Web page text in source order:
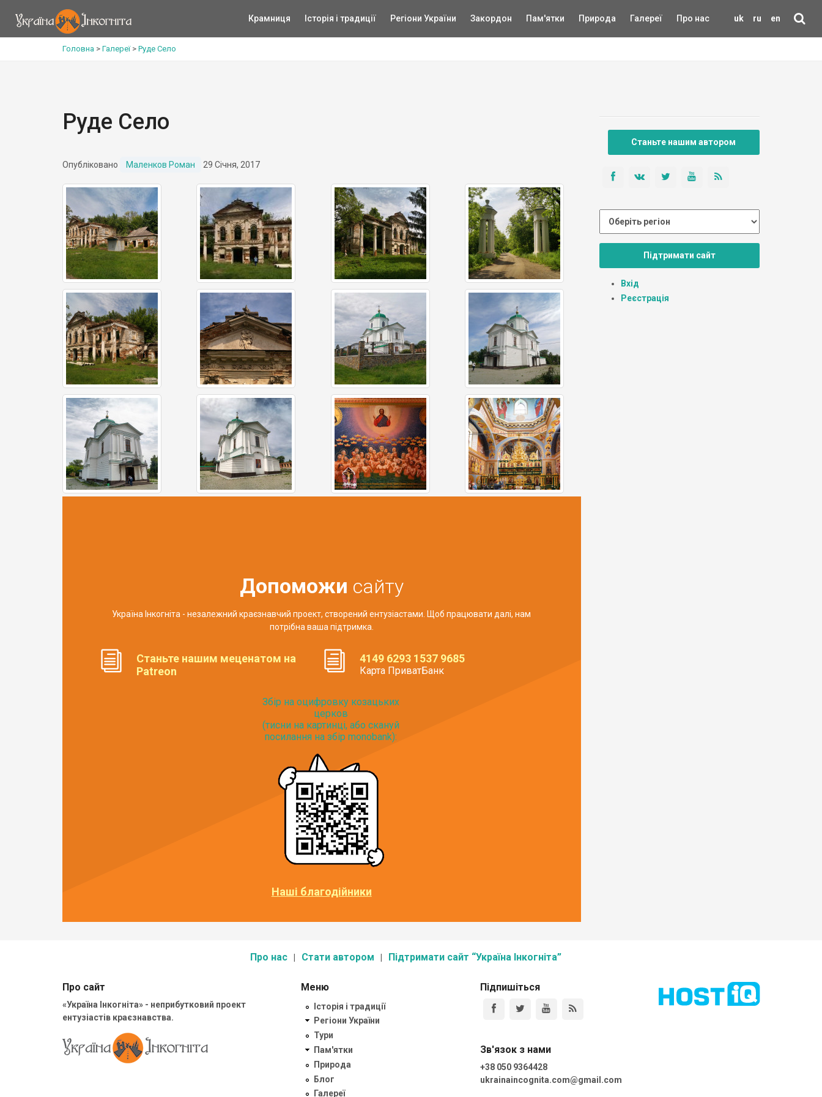
uk ru en
Крамниця Історія і традиції Регіони України Закордон Пам'ятки Природа Галереї Про нас
Головна > Галереї> Руде Село
Руде Село
Опубліковано Маленков Роман 29 Січня, 2017
Допоможи сайту
Україна Інкогніта - незалежний краєзнавчий проект, створений ентузіастами. Щоб працювати далі, нам
потрібна ваша підтримка.
Станьте нашим меценатом на
Patreon
4149 6293 1537 9685
Карта ПриватБанк
Збір на оцифровку козацьких
церков
(тисни на картинці, або скануй
посилання на збір monobank):
Наші благодійники
Станьте нашим автором
Підтримати сайт
Вхід
Реєстрація
Про нас Стати автором Підтримати сайт “Україна Інкогніта”
Про сайт
«Україна Інкогніта» - неприбутковий проект
ентузіастів краєзнавства.
Меню
Історія і традиції
Регіони України
Тури
Пам'ятки
Природа
Блог
Галереї
Підпишіться
Зв'язок з нами
+38 050 9364428
ukrainaincognita.com@gmail.com